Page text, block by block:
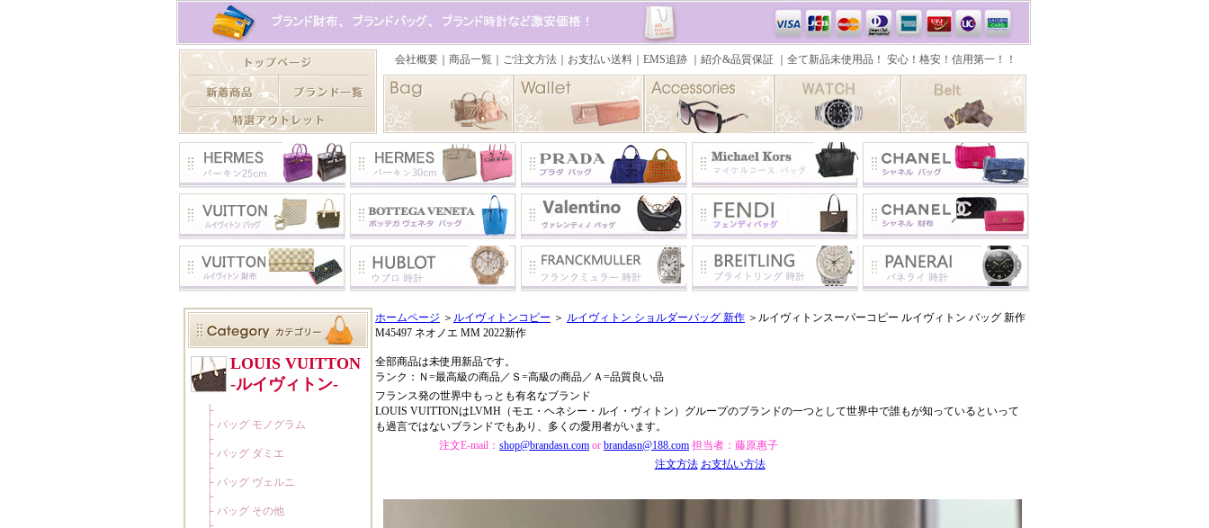
ホームページ ＞ ルイヴィトンコピー ＞ ルイヴィトン ショルダーバッグ 新作 ＞ルイヴィトンスーパーコピー ルイヴィトン バッグ 新作
M45497 ネオノエ MM 2022新作
全部商品は未使用新品です。
ランク：Ｎ=最高級の商品／Ｓ=高級の商品／Ａ=品質良い品
フランス発の世界中もっとも有名なブランド
LOUIS VUITTONはLVMH（モエ・ヘネシー・ルイ・ヴィトン）グループのブランドの一つとして世界中で誰もが知っているといって
も過言ではないブランドでもあり、多くの愛用者がいます。
注文E-mail： shop@brandasn.com or brandasn@188.com 担当者：藤原惠子
注文方法 お支払い方法